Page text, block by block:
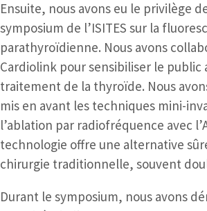
Ensuite, nous avons eu le privilège
symposium de l’ISITES sur la
parathyroïdienne. Nous avons
Cardiolink pour sensibiliser le public
traitement de la thyroïde. Nous
mis en avant les techniques mini-
l’ablation par radiofréquence avec
technologie offre une alternative
chirurgie traditionnelle, souvent
Durant le symposium, nous avons